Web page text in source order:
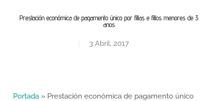
Prestación económica de pagamento único por fillas e fillos menores de 3
anos
3 Abril, 2017
Portada» Prestación económica de pagamento único